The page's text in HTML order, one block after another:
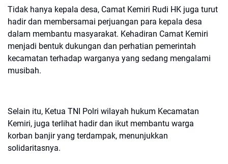
Tidak hanya kepala desa, Camat Kemiri Rudi HK juga turut
hadir dan membersamai perjuangan para kepala desa
dalam membantu masyarakat. Kehadiran Camat Kemiri
menjadi bentuk dukungan dan perhatian pemerintah
kecamatan terhadap warganya yang sedang mengalami
musibah.
Selain itu, Ketua TNI Polri wilayah hukum Kecamatan
Kemiri, juga terlihat hadir dan ikut membantu warga
korban banjir yang terdampak, menunjukkan
solidaritasnya.